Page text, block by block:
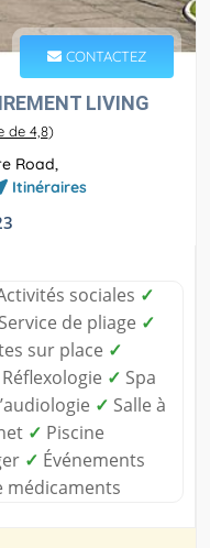
CONTACTEZ
LIVING
de 4,8)
Road,
Itinéraires
sociales ✓
Service de pliage ✓
sur place ✓
Réflexologie ✓ Spa
✓ Salle à
✓ Piscine
✓ Événements